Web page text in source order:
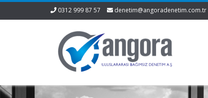
0312 999 87 57 denetim@angoradenetim.com.tr